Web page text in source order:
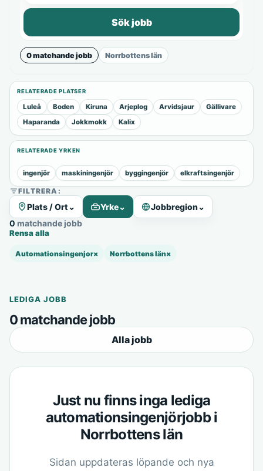
Sök jobb
0 matchande jobb Norrbottens län
RELATERADE PLATSER
Luleå Boden Kiruna Arjeplog Arvidsjaur
Gällivare
Haparanda
Jokkmokk Kalix
RELATERADE YRKEN
ingenjör maskiningenjör byggingenjör elkraftsingenjör
FILTRERA:
Plats / Ort ⌄ Yrke⌄ Jobbregion⌄
0 matchande jobb
Rensa alla
Automationsingenjor× Norrbottens län×
LEDIGA JOBB
0 matchande jobb
Alla jobb
Just nu finns inga lediga
automationsingenjörjobb i
Norrbottens län
Sidan uppdateras löpande och nya